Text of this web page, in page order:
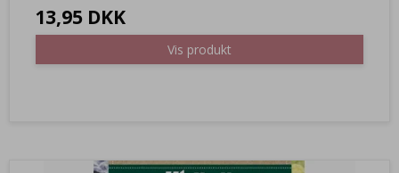
13,95 DKK
Vis produkt